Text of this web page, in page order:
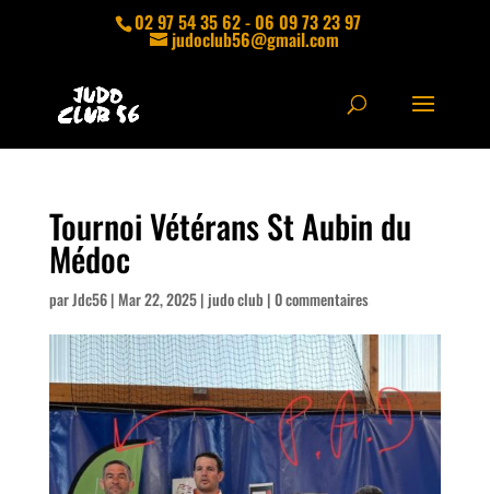
02 97 54 35 62 - 06 09 73 23 97
judoclub56@gmail.com
Tournoi Vétérans St Aubin du
Médoc
parJdc56| Mar 22, 2025| judo club |0 commentaires